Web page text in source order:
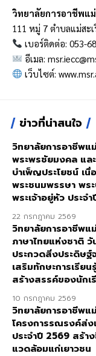
วิทยาลัยการอาชีพแม่
111 หมู่ 7 ตำบลแม่สะ
เบอร์ติดต่อ: 053-
อีเมล:
เว็บไซต์:
ข่าวที่น่าสนใจ
วิทยาลัยการอาชีพแ
พระพรชัยมงคล แล
บำเพ็ญประโยชน์ เนื่
พระชนมพรรษา พร
พระเจ้าอยู่หัว ประ
22 กรกฎาคม 2569
วิทยาลัยการอาชีพแ
ภาษาไทยแห่งชาติ วั
ประกวดสิ่งประดิษฐ์
เสริมทักษะการเรีย
สร้างสรรค์ของนัก
10 กรกฎาคม 2569
วิทยาลัยการอาชีพแ
โครงการรณรงค์ส่ง
ประจำปี 2569 สร้า
แวดล้อมแก่เยาวชน